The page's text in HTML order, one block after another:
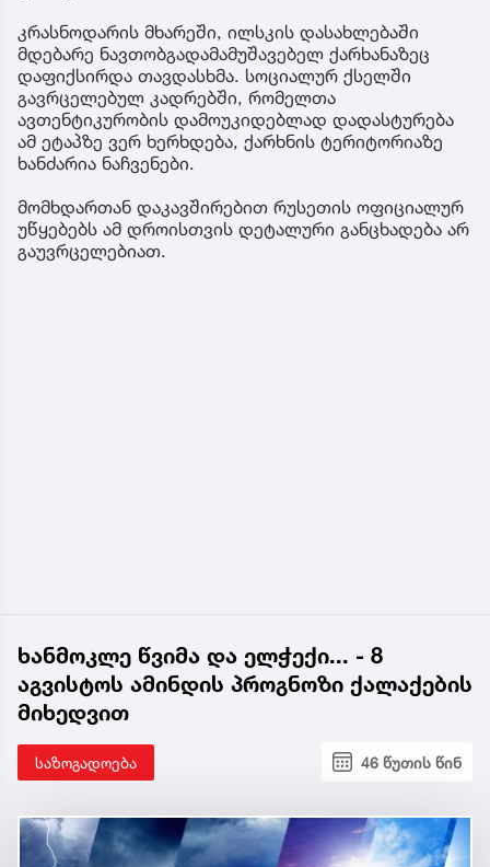
კრასნოდარის მხარეში, ილსკის დასახლებაში
მდებარე ნავთობგადამამუშავებელ ქარხანაზეც
დაფიქსირდა თავდასხმა. სოციალურ ქსელში
გავრცელებულ კადრებში, რომელთა
ავთენტიკურობის დამოუკიდებლად დადასტურება
ამ ეტაპზე ვერ ხერხდება, ქარხნის ტერიტორიაზე
ხანძარია ნაჩვენები.
მომხდართან დაკავშირებით რუსეთის ოფიციალურ
უწყებებს ამ დროისთვის დეტალური განცხადება არ
გაუვრცელებიათ.
ხანმოკლე წვიმა და ელჭექი... - 8
აგვისტოს ამინდის პროგნოზი ქალაქების
მიხედვით
საზოგადოება 46 წუთის წინ